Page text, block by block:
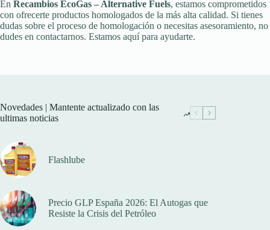
En Recambios EcoGas – Alternative Fuels, estamos comprometidos
con ofrecerte productos homologados de la más alta calidad. Si tienes
dudas sobre el proceso de homologación o necesitas asesoramiento, no
dudes en contactarnos. Estamos aquí para ayudarte.
Novedades | Mantente actualizado con las
ultimas noticias
Flashlube
Precio GLP España 2026: El Autogas que
Resiste la Crisis del Petróleo